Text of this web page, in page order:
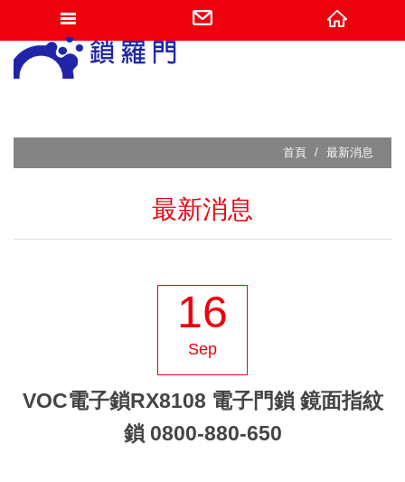
網站名稱
首頁 最新消息
最新消息
16
Sep
VOC電子鎖RX8108 電子門鎖 鏡面指紋
鎖 0800-880-650